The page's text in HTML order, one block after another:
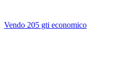
Vendo 205 gti economico